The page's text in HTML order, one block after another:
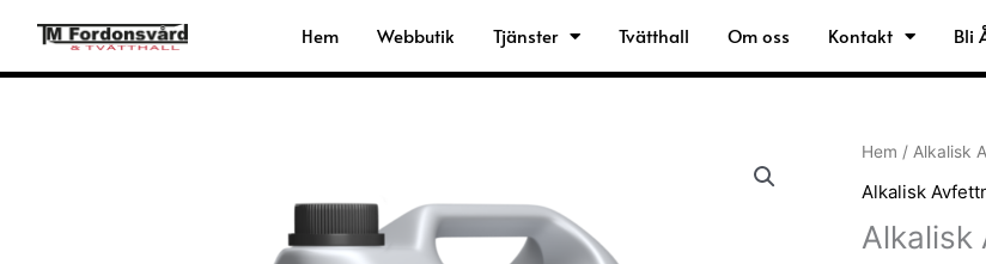
innehåll
Hem Webbutik Tjänster Tvätthall Om oss Kontakt Bli
Hem / Alkalisk
Alkalisk
Alkalisk
Alkalisk
Avfettning
Lågskum